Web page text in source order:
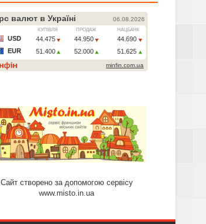
Сайт створено за допомогою сервісу
www.misto.in.ua